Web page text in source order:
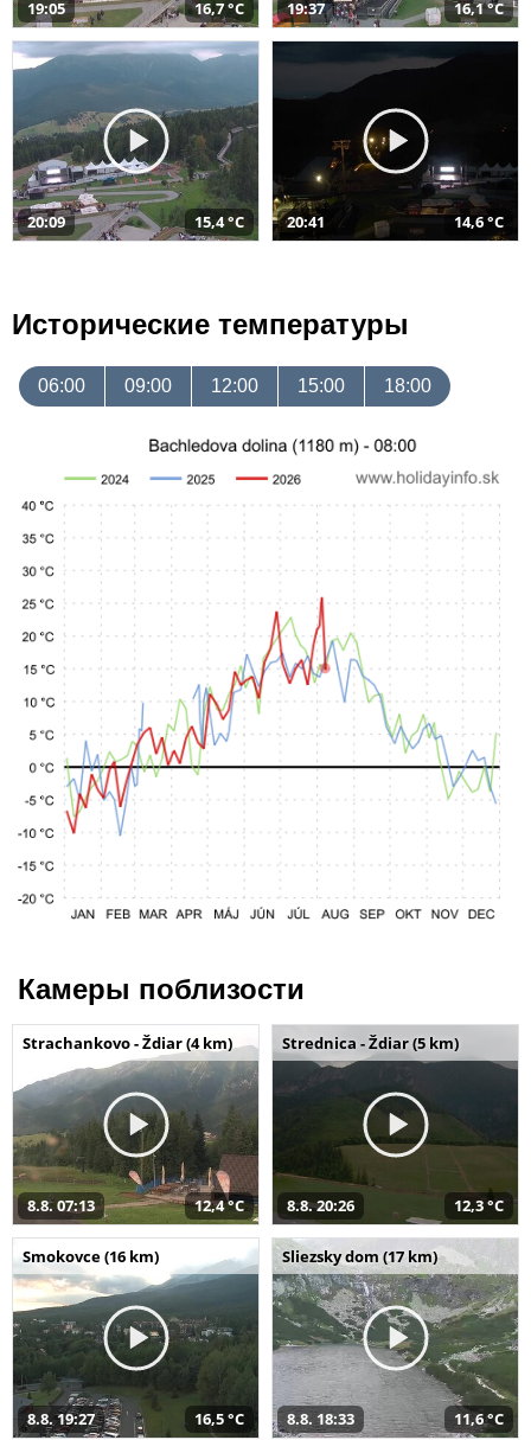
19:05 16,7 °C 19:37 16,1 °C
20:09 15,4 °C 20:41 14,6 °C
Исторические температуры
06:00 09:00 12:00 15:00 18:00
Камеры поблизости
Strachankovo - Ždiar (4 km)
8.8. 07:13 12,4 °C
Strednica - Ždiar (5 km)
8.8. 20:26 12,3 °C
Smokovce (16 km)
8.8. 19:27 16,5 °C
Sliezsky dom (17 km)
8.8. 18:33 11,6 °C